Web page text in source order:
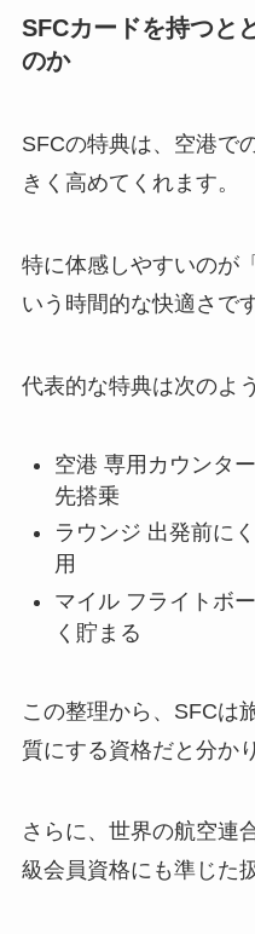
SFCカードを持つと
のか
SFCの特典は、空港で
きく高めてくれます。
特に体感しやすいのが
いう時間的な快適さです
代表的な特典は次のよ
空港 専用カウンタ
先搭乗
ラウンジ 出発前に
用
マイル フライトボ
く貯まる
この整理から、SFCは
質にする資格だと分か
さらに、世界の航空連
級会員資格にも準じた